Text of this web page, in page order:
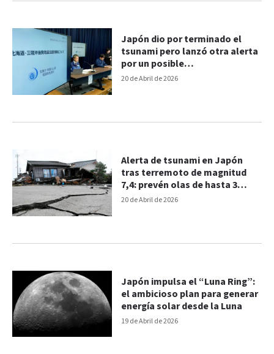
20 de Abril de 2026
Japón dio por terminado el
tsunami pero lanzó otra alerta
por un posible
“megaterremoto”
20 de Abril de 2026
Alerta de tsunami en Japón
tras terremoto de magnitud
7,4: prevén olas de hasta 3
metros
19 de Abril de 2026
Japón impulsa el “Luna Ring”:
el ambicioso plan para generar
energía solar desde la Luna